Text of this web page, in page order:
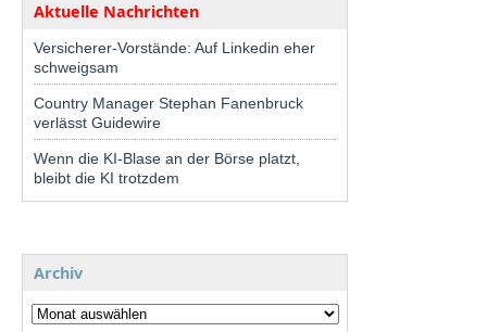
Aktuelle Nachrichten
Versicherer-Vorstände: Auf Linkedin eher
schweigsam
Country Manager Stephan Fanenbruck
verlässt Guidewire
Wenn die KI-Blase an der Börse platzt,
bleibt die KI trotzdem
Archiv